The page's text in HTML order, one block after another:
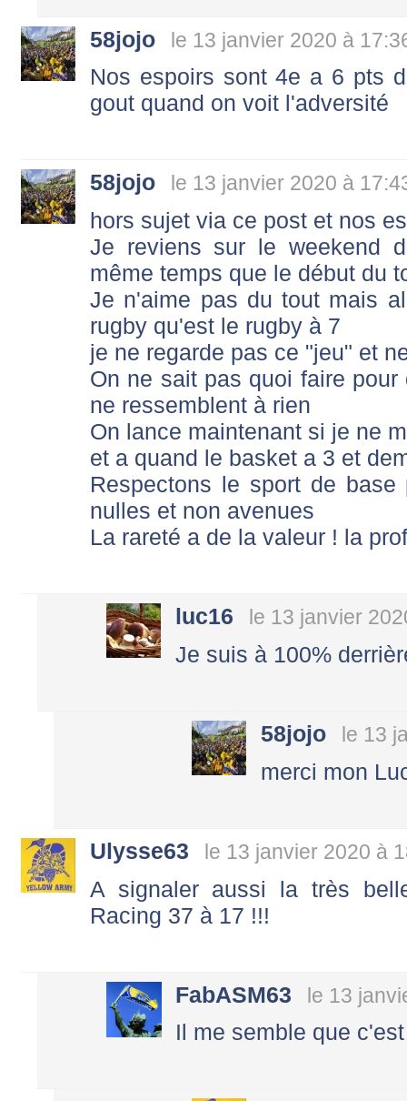
58jojo le 13 janvier 2020 à
Nos espoirs sont 4e a 6 pts
gout quand on voit l'adversité
58jojo le 13 janvier 2020 à
hors sujet via ce post et nos
Je reviens sur le weekend
même temps que le début du
Je n'aime pas du tout mais
rugby qu'est le rugby à 7
je ne regarde pas ce "jeu" et
On ne sait pas quoi faire
ne ressemblent à rien
On lance maintenant si je ne
et a quand le basket a 3 et
Respectons le sport de
nulles et non avenues
La rareté a de la valeur ! la
luc16 le 13 janvier
Je suis à 100%
58jojo le 13
merci mon
Ulysse63 le 13 janvier 2020 à
A signaler aussi la très
Racing 37 à 17 !!!
FabASM63 le 13
Il me semble que